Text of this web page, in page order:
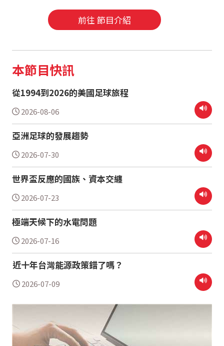
前往 節目介紹
本節目快訊
從1994到2026的美國足球旅程
2026-08-06
亞洲足球的發展趨勢
2026-07-30
世界盃反應的國族、資本交纏
2026-07-23
極端天候下的水電問題
2026-07-16
近十年台灣能源政策錯了嗎？
2026-07-09